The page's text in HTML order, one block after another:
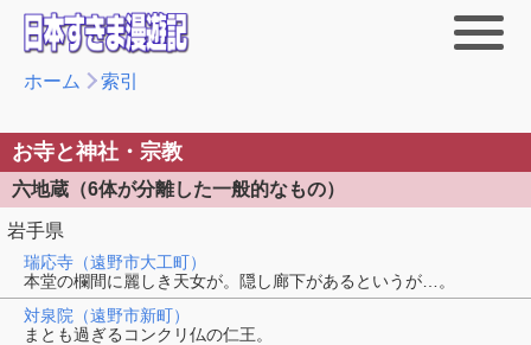
ホーム 索引
お寺と神社・宗教
六地蔵（6体が分離した一般的なもの）
岩手県
瑞応寺（遠野市大工町）
本堂の欄間に麗しき天女が。隠し廊下があるというが…。
対泉院（遠野市新町）
まとも過ぎるコンクリ仏の仁王。